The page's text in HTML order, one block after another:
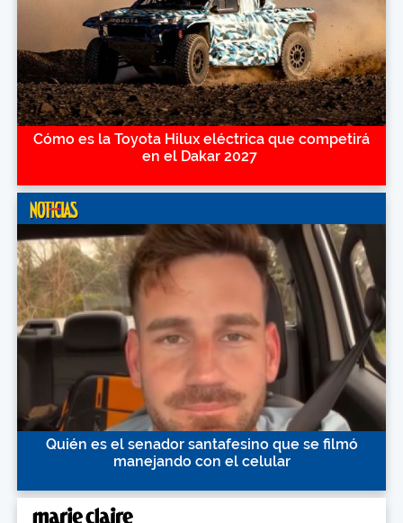
Cómo es la Toyota Hilux eléctrica que competirá
en el Dakar 2027
Quién es el senador santafesino que se filmó
manejando con el celular